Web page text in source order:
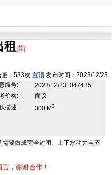
[荐]
量：533次 置顶 发布时间：2023/12/23
编号:
2023/12/2310474351
价格:
面议
描述: 300 M2
要做成完全封闭。上下水动力电齐
，谢谢合作！